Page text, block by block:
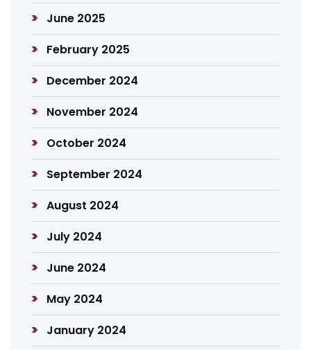
June 2025
February 2025
December 2024
November 2024
October 2024
September 2024
August 2024
July 2024
June 2024
May 2024
January 2024